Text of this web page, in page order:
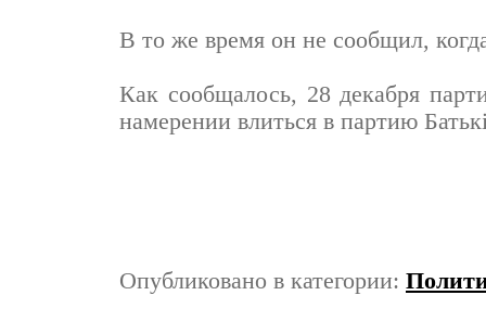
В то же время он не сообщил,
Как сообщалось, 28 декабря
намерении влиться в партию
Опубликовано в категории: